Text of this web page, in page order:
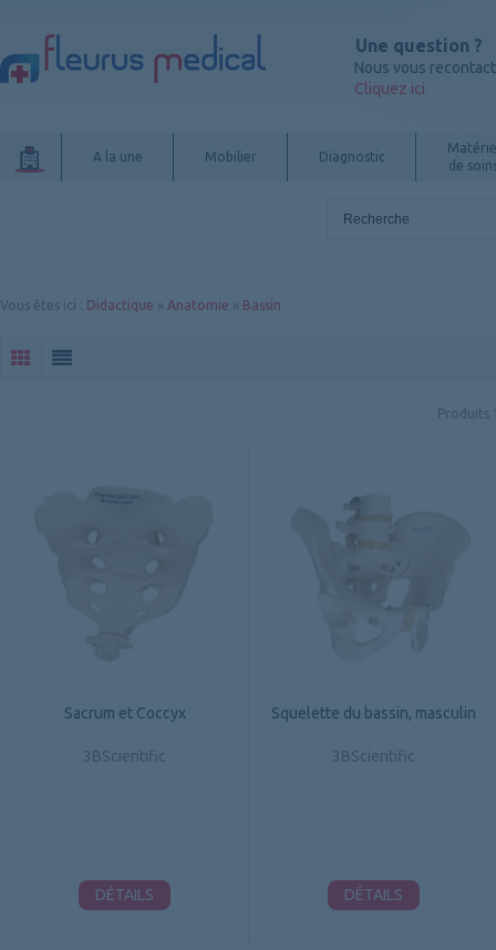
Une question ?
Nous vous
Cliquez ici
A la une Mobilier Diagnostic
de
Vous êtes ici Didactique » Anatomie » Bassin
Produits
Sacrum et Coccyx
3BScientific
DÉTAILS
Squelette du bassin, masculin
3BScientific
DÉTAILS